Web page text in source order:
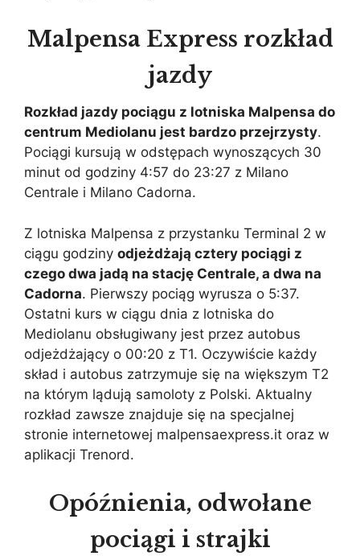
Malpensa Express rozkład
jazdy
Rozkład jazdy pociągu z lotniska Malpensa do
centrum Mediolanu jest bardzo przejrzysty.
Pociągi kursują w odstępach wynoszących 30
minut od godziny 4:57 do 23:27 z Milano
Centrale i Milano Cadorna.
Z lotniska Malpensa z przystanku Terminal 2 w
ciągu godziny odjeżdżają cztery pociągi z
czego dwa jadą na stację Centrale, a dwa na
Cadorna. Pierwszy pociąg wyrusza o 5:37.
Ostatni kurs w ciągu dnia z lotniska do
Mediolanu obsługiwany jest przez autobus
odjeżdżający o 00:20 z T1. Oczywiście każdy
skład i autobus zatrzymuje się na większym T2
na którym lądują samoloty z Polski. Aktualny
rozkład zawsze znajduje się na specjalnej
stronie internetowej malpensaexpress.it oraz w
aplikacji Trenord.
Opóźnienia, odwołane
pociągi i strajki